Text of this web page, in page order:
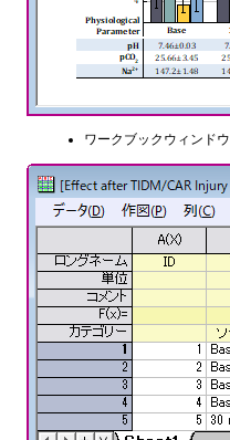
ワークブックウィンドウ